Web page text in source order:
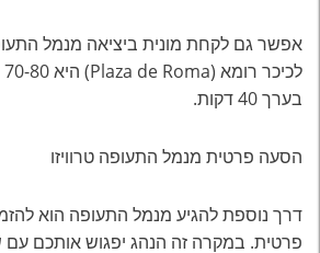
אפשר גם לקחת מונית ביציאה מנמל
בערך 40 דקות.
הסעה פרטית מנמל התעופה טרוויזו
דרך נוספת להגיע מנמל התעופה הוא
פרטית. במקרה זה הנהג יפגוש אותכם